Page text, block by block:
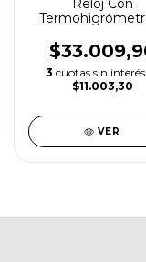
Reloj Con
3 cuotas sin interés
$11.003,30
VER